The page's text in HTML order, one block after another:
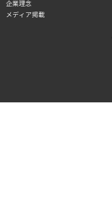
企業理念
メディア掲載